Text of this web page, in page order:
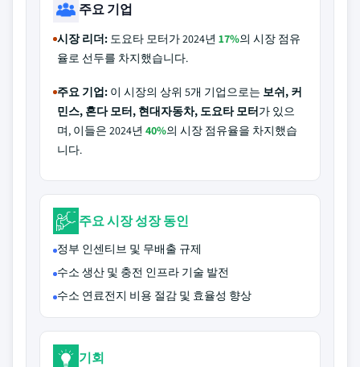
주요 기업
시장 리더: 도요타 모터가 2024년 17%의 시장 점유
율로 선두를 차지했습니다.
주요 기업: 이 시장의 상위 5개 기업으로는 보쉬, 커
민스, 혼다 모터, 현대자동차, 도요타 모터가 있으
며, 이들은 2024년 40%의 시장 점유율을 차지했습
니다.
주요 시장 성장 동인
정부 인센티브 및 무배출 규제
수소 생산 및 충전 인프라 기술 발전
수소 연료전지 비용 절감 및 효율성 향상
기회